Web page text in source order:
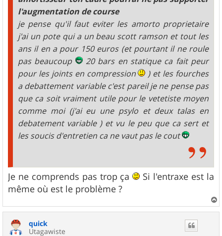
l'augmentation de course
je pense qu'il faut eviter les amorto proprietaire
j'ai un pote qui a un beau scott ramson et tout les
ans il en a pour 150 euros (et pourtant il ne roule
pas beaucoup
20 bars en statique ca fait peur
pour les joints en compression
) et les fourches
a debattement variable c'est pareil je ne pense pas
que ca soit vraiment utile pour le vetetiste moyen
comme moi (j'ai eu une psylo et deux talas en
debatement variable ) et vu le peu que ca sert et
les soucis d'entretien ca ne vaut pas le cout
Je ne comprends pas trop ça
Si l'entraxe est la
même où est le problème ?
a
quick
Utagawiste